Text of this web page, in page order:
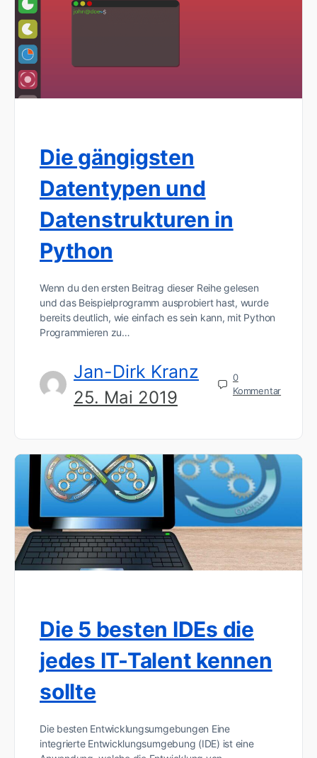
Die gängigsten
Datentypen und
Datenstrukturen in
Python
Wenn du den ersten Beitrag dieser Reihe gelesen
und das Beispielprogramm ausprobiert hast, wurde
bereits deutlich, wie einfach es sein kann, mit Python
Programmieren zu…
Jan-Dirk Kranz
25. Mai 2019
0
Kommentar
Die 5 besten IDEs die
jedes IT-Talent kennen
sollte
Die besten Entwicklungsumgebungen Eine
integrierte Entwicklungsumgebung (IDE) ist eine